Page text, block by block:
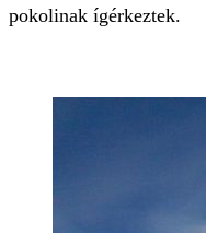
pokolinak ígérkeztek.